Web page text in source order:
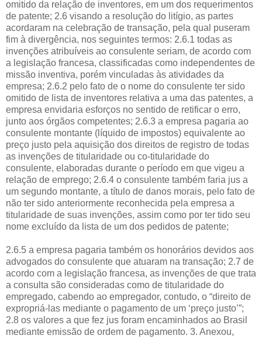
omitido da relação de inventores, em um dos requerimentos
de patente; 2.6 visando a resolução do litígio, as partes
acordaram na celebração de transação, pela qual puseram
fim à divergência, nos seguintes termos: 2.6.1 todas as
invenções atribuíveis ao consulente seriam, de acordo com
a legislação francesa, classificadas como independentes de
missão inventiva, porém vinculadas às atividades da
empresa; 2.6.2 pelo fato de o nome do consulente ter sido
omitido de lista de inventores relativa a uma das patentes, a
empresa envidaria esforços no sentido de retificar o erro,
junto aos órgãos competentes; 2.6.3 a empresa pagaria ao
consulente montante (líquido de impostos) equivalente ao
preço justo pela aquisição dos direitos de registro de todas
as invenções de titularidade ou co-titularidade do
consulente, elaboradas durante o período em que vigeu a
relação de emprego; 2.6.4 o consulente também faria jus a
um segundo montante, a título de danos morais, pelo fato de
não ter sido anteriormente reconhecida pela empresa a
titularidade de suas invenções, assim como por ter tido seu
nome excluído da lista de um dos pedidos de patente;
2.6.5 a empresa pagaria também os honorários devidos aos
advogados do consulente que atuaram na transação; 2.7 de
acordo com a legislação francesa, as invenções de que trata
a consulta são consideradas como de titularidade do
empregado, cabendo ao empregador, contudo, o “direito de
expropriá-las mediante o pagamento de um ‘preço justo’”;
2.8 os valores a que fez jus foram encaminhados ao Brasil
mediante emissão de ordem de pagamento. 3. Anexou,